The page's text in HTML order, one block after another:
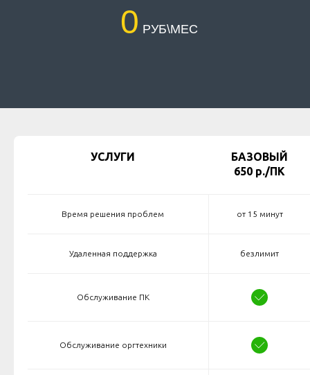
0 РУБ\МЕС
УСЛУГИ
БАЗОВЫЙ
650 р./ПК
Время решения проблем от 15 минут
Удаленная поддержка безлимит
Обслуживание ПК
Обслуживание оргтехники